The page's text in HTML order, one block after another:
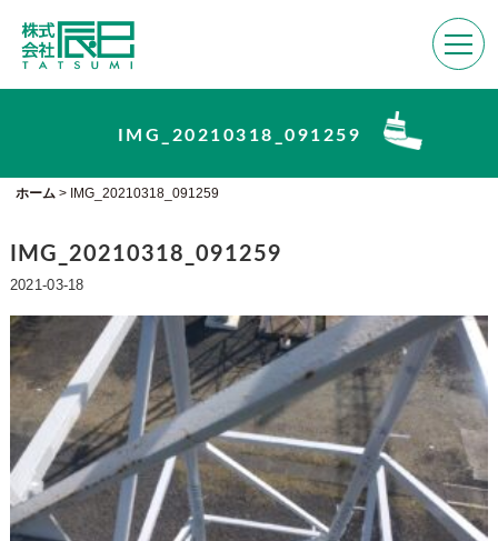
IMG_20210318_091259
ホーム> IMG_20210318_091259
IMG_20210318_091259
2021-03-18